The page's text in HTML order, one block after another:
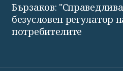
Бързаков:
безусловен регулатор
потребителите